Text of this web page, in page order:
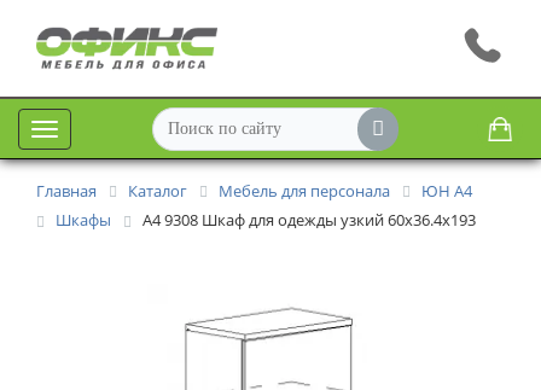
Меню
Главная Каталог Мебель для персонала
ЮН А4
Шкафы
А4 9308 Шкаф для одежды узкий 60x36.4x193